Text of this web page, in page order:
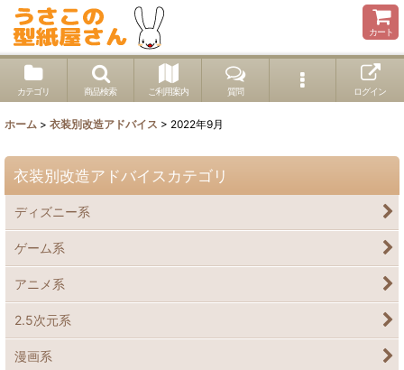
カート
カテゴリ 商品検索 ご利用案内 質問 ログイン
ホーム > 衣装別改造アドバイス > 2022年9月
衣装別改造アドバイスカテゴリ
ディズニー系
ゲーム系
アニメ系
2.5次元系
漫画系